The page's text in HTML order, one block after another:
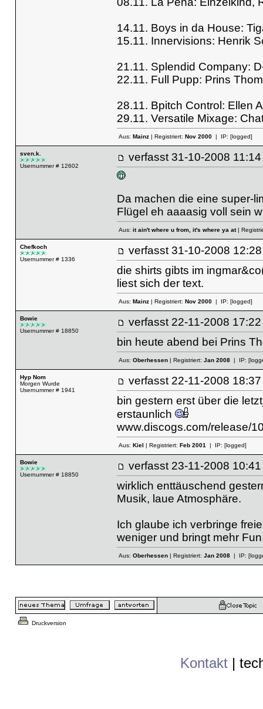
14.11. Boys in da House:
15.11. Innervisions: Henrik
21.11. Splendid Company:
22.11. Full Pupp: Prins
28.11. Bpitch Control: Ellen
29.11. Versatile Mixage:
Aus: Mainz| Registriert: Nov 2000| IP: [logged]
sven.k.
Usernummer # 12602
verfasst 31-10-2008
Da machen die eine super-
Flügel eh aaaasig voll sein
Aus: it ain't where u from, it's where ya at|
Chefkoch
Usernummer # 1336
verfasst 31-10-2008
die shirts gibts im
liest sich der text.
Aus: Mainz| Registriert: Nov 2000| IP: [logged]
Bowie
Usernummer # 18850
verfasst 22-11-2008
bin heute abend bei Prins
Aus: Oberhessen| Registriert: Jan 2008| IP:
Hyp Nom
Morgen Wurde
Usernummer # 1941
verfasst 22-11-2008
bin gestern erst über die
erstaunlich
www.discogs.com/release/
Aus: Kiel | Registriert: Feb 2001| IP: [logged]
Bowie
Usernummer # 18850
verfasst 23-11-2008
wirklich enttäuschend
Musik, laue Atmosphäre.
Ich glaube ich verbringe
weniger und bringt mehr
Aus: Oberhessen| Registriert: Jan 2008| IP:
Druckversion
Kontakt |